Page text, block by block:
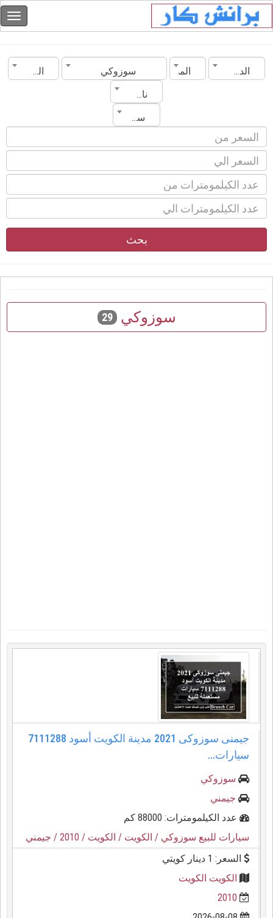
الدولة المدينة سوزوكي
الموديل
ناقل الحركة
سنة الصنع
بحث
سوزوكي 29
جيمنى سوزوكى 2021 مدينة الكويت أسود 7111288
سيارات...
سوزوكي
جيمني
عدد الكيلمومترات: 88000 كم
سيارات للبيع سوزوكي / الكويت / الكويت / 2010
/ جيمني
السعر: 1 دينار كويتي
الكويت الكويت
2010